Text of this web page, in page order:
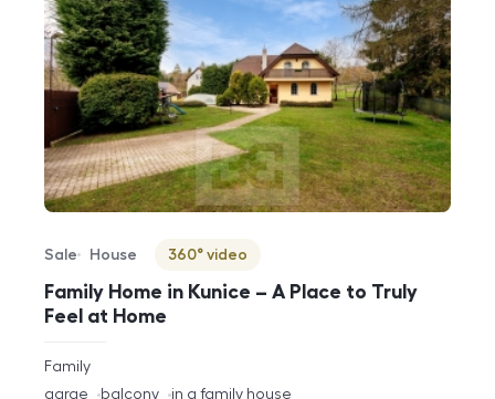
Family Home in Kunice – A Place to Truly
Feel at Home
Offer type
Sale
Property type
House
Virtuální prohlídka
360° video
rozměry
disposition
Family
funkce
garge balcony in a family house